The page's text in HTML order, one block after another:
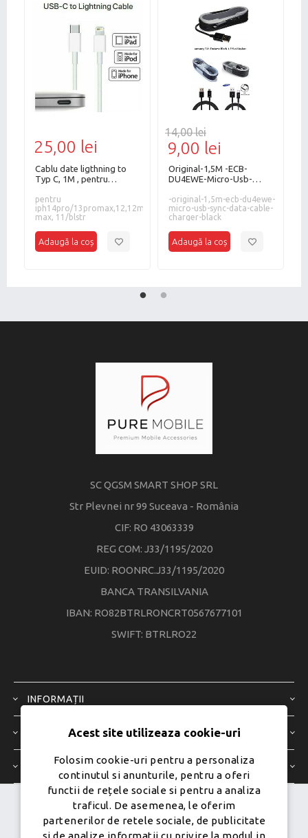
a70/a80,usb
25,00 lei
Cablu date ligthning to
Typ C, 1M , pentru
max, 11/BLSTR
pentru
iph14pro/13promax,12,12mini,12pro
max, 11/blstr
14,00 lei
9,00 lei
Original-1,5M -ECB-
DU4EWE-Micro-Usb-
Charger-BLACK
-original-1,5m-ecb-du4ewe-
micro-usb-sync-data-cable-
charger-black
SC QGSM SMART SHOP SRL
Str Plevnei nr 99 Suceava - România
CIF: RO 43063339
REG COM: J33/1195/2020
EUID: ROONRC.J33/1195/2020
BANCA TRANSILVANIA
IBAN: RO82BTRLRONCRT0567677101
SWIFT: BTRLRO22
INFORMAȚII
SERVICIU CLIENȚI
CONTUL MEU
Dezvoltat de
Ecom Digital -
Powered bynopCommerce
Acest site utilizeaza cookie-uri
Folosim cookie-uri pentru a personaliza
continutul si anunturile, pentru a oferi
functii de rețele sociale si pentru a analiza
traficul. De asemenea, le oferim
partenerilor de retele sociale, de publicitate
si de analize informatii cu privire la modul in